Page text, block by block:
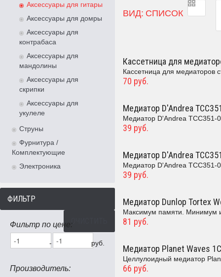
Аксессуары для гитары
Аксессуары для домры
Аксессуары для
контрабаса
Аксессуары для
мандолины
Аксессуары для
скрипки
Аксессуары для
укулеле
Струны
Фурнитура /
Комплектующие
Электроника
ФИЛЬТР
ОЧИСТИТЬ
Фильтр по цене:
- руб.
Производитель:
ВИД: СПИСОК
Кассетница для
Кассетница для медиаторов
70 руб.
Медиатор D'Andrea
Медиатор D'Andrea TCC351-
39 руб.
Медиатор D'Andrea
Медиатор D'Andrea
39 руб.
Медиатор Dunlop Tortex
Максимум памяти. Минимум
81 руб.
Медиатор Planet Waves
Целлулоидный медиатор
66 руб.